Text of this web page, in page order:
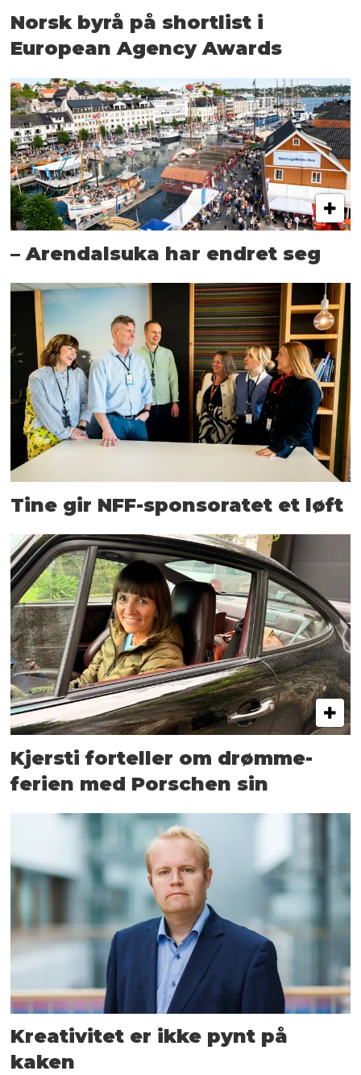
Norsk byrå på shortlist i
European Agency Awards
– Arendalsuka har endret seg
Tine gir NFF-sponsoratet et løft
Kjersti forteller om drømme­
ferien med Porschen sin
Kreativitet er ikke pynt på
kaken